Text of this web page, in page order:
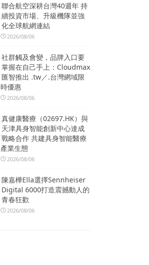
聯合航空深耕台灣40週年 持
續投資市場、升級機隊並強
化全球航網連結
2026/08/06
社群觸及會變，品牌入口要
掌握在自己手上：Cloudmax
匯智推出 .tw／.台灣網域限
時優惠
2026/08/06
真健康醫療（02697.HK）與
天津具身智能創新中心達成
戰略合作 共建具身智能醫療
產業生態
2026/08/06
陳嘉樺Ella選擇Sennheiser
Digital 6000打造震撼動人的
青春狂歡
2026/08/06